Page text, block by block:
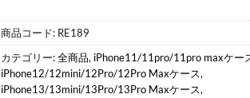
商品コード: RE189
カテゴリー:全商品, iPhone11/11pro/11pro maxケー
iPhone12/12mini/12Pro/12Pro Maxケース,
iPhone13/13mini/13Pro/13Pro Maxケース,